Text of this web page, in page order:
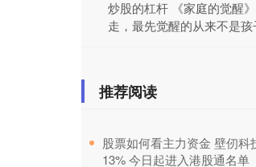
炒股的杠杆 《家庭的觉醒
走，最先觉醒的从来不是孩
推荐阅读
股票如何看主力资金 壁仞科
13% 今日起进入港股通名单